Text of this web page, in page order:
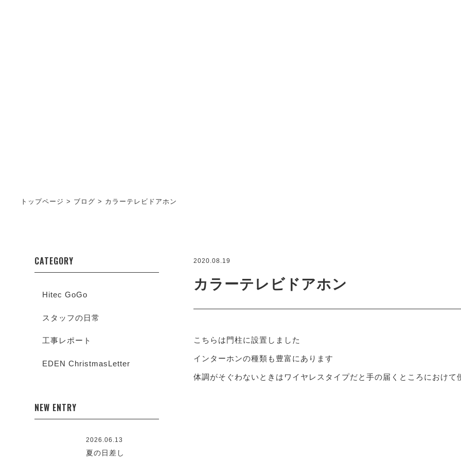
トップページ > ブログ > カラーテレビドアホン
2020.08.19
カラーテレビドアホン
こちらは門柱に設置しました
インターホンの種類も豊富にあります
体調がそぐわないときはワイヤレスタイプだと手の届くところにおけて
CATEGORY
Hitec GoGo
スタッフの日常
工事レポート
EDEN ChristmasLetter
NEW ENTRY
2026.06.13
夏の日差し